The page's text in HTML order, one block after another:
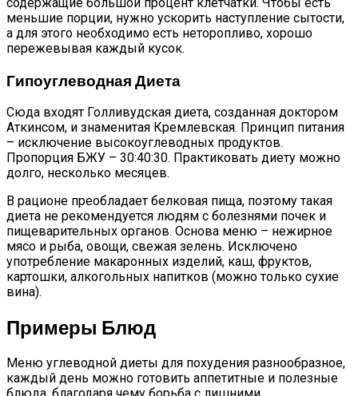
меньшие порции, нужно ускорить наступление сытости,
а для этого необходимо есть неторопливо, хорошо
пережевывая каждый кусок.
Гипоуглеводная Диета
Сюда входят Голливудская диета, созданная доктором
Аткинсом, и знаменитая Кремлевская. Принцип питания
– исключение высокоуглеводных продуктов.
Пропорция БЖУ – 30:40:30. Практиковать диету можно
долго, несколько месяцев.
В рационе преобладает белковая пища, поэтому такая
диета не рекомендуется людям с болезнями почек и
пищеварительных органов. Основа меню – нежирное
мясо и рыба, овощи, свежая зелень. Исключено
употребление макаронных изделий, каш, фруктов,
картошки, алкогольных напитков (можно только сухие
вина).
Примеры Блюд
Меню углеводной диеты для похудения разнообразное,
каждый день можно готовить аппетитные и полезные